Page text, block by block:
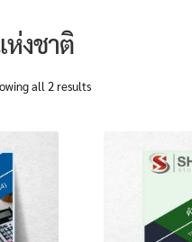
ห่งชาติ
all 2 resultsSorted